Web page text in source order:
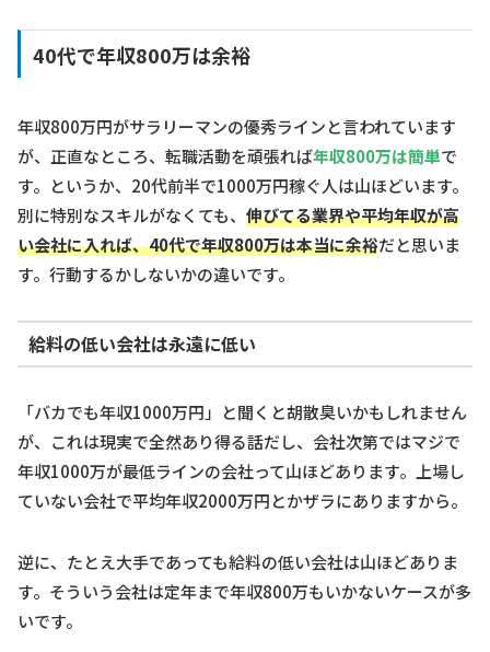
40代で年収800万は余裕
年収800万円がサラリーマンの優秀ラインと言われています
が、正直なところ、転職活動を頑張れば年収800万は簡単で
す。というか、20代前半で1000万円稼ぐ人は山ほどいます。
別に特別なスキルがなくても、 伸びてる業界や平均年収が高
い会社に入れば、40代で年収800万は本当に余裕だと思いま
す。行動するかしないかの違いです。
給料の低い会社は永遠に低い
「バカでも年収1000万円」と聞くと胡散臭いかもしれません
が、これは現実で全然あり得る話だし、会社次第ではマジで
年収1000万が最低ラインの会社って山ほどあります。上場し
ていない会社で平均年収2000万円とかザラにありますから。
逆に、たとえ大手であっても給料の低い会社は山ほどありま
す。そういう会社は定年まで年収800万もいかないケースが多
いです。